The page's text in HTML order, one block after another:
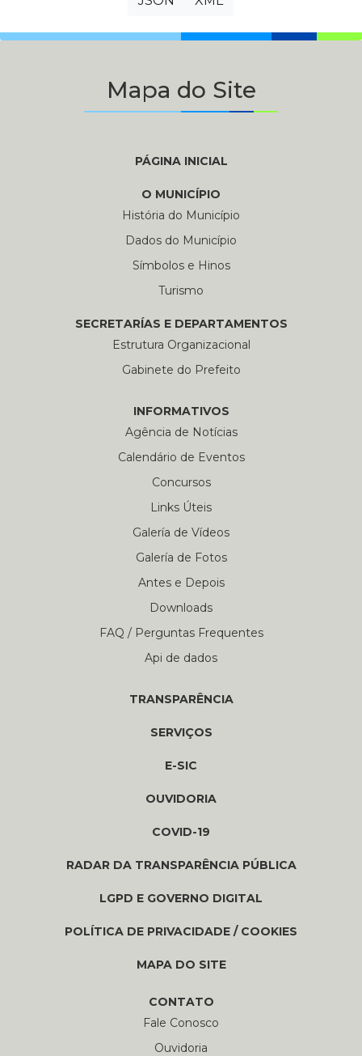
Mapa do Site
PÁGINA INICIAL
O MUNICÍPIO
História do Município
Dados do Município
Símbolos e Hinos
Turismo
SECRETARÍAS E DEPARTAMENTOS
Estrutura Organizacional
Gabinete do Prefeito
INFORMATIVOS
Agência de Notícias
Calendário de Eventos
Concursos
Links Úteis
Galería de Vídeos
Galería de Fotos
Antes e Depois
Downloads
FAQ / Perguntas Frequentes
Api de dados
TRANSPARÊNCIA
SERVIÇOS
E-SIC
OUVIDORIA
COVID-19
RADAR DA TRANSPARÊNCIA PÚBLICA
LGPD E GOVERNO DIGITAL
POLÍTICA DE PRIVACIDADE / COOKIES
MAPA DO SITE
CONTATO
Fale Conosco
Ouvidoria